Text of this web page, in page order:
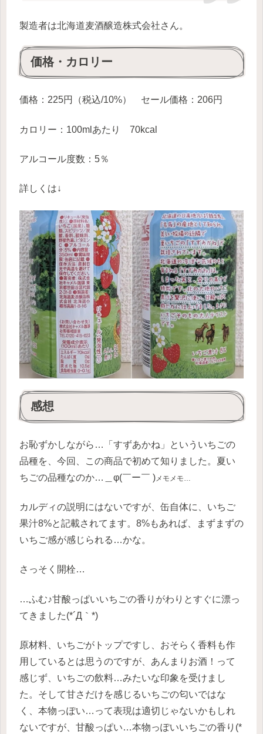
製造者は北海道麦酒醸造株式会社さん。
価格・カロリー
価格：225円（税込/10%） セール価格：206円
カロリー：100mlあたり 70kcal
アルコール度数：5％
詳しくは↓
感想
お恥ずかしながら…「すずあかね」といういちごの
品種を、今回、この商品で初めて知りました。夏い
ちごの品種なのか…＿φ(￣ー￣ ) メモメモ…
カルディの説明にはないですが、缶自体に、いちご
果汁8%と記載されてます。8%もあれば、まずまずの
いちご感が感じられる…かな。
さっそく開栓…
…ふむ♪甘酸っぱいいちごの香りがわりとすぐに漂っ
てきました(*´Д｀*)
原材料、いちごがトップですし、おそらく香料も作
用しているとは思うのですが、あんまりお酒！って
感じず、いちごの飲料…みたいな印象を受けまし
た。そして甘さだけを感じるいちごの匂いではな
く、本物っぽい…って表現は適切じゃないかもしれ
ないですが、甘酸っぱい…本物っぽいいちごの香り(*